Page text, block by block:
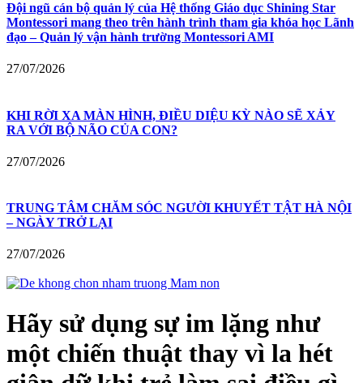
Đội ngũ cán bộ quản lý của Hệ thống Giáo dục Shining Star
Montessori mang theo trên hành trình tham gia khóa học Lãnh
đạo – Quản lý vận hành trường Montessori AMI
27/07/2026
KHI RỜI XA MÀN HÌNH, ĐIỀU DIỆU KỲ NÀO SẼ XẢY
RA VỚI BỘ NÃO CỦA CON?
27/07/2026
TRUNG TÂM CHĂM SÓC NGƯỜI KHUYẾT TẬT HÀ NỘI
– NGÀY TRỞ LẠI
27/07/2026
Hãy sử dụng sự im lặng như
một chiến thuật thay vì la hét